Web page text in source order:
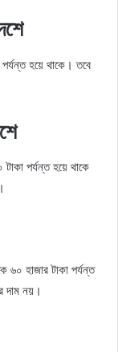
হয়ে থাকে। তবে
পর্যন্ত হয়ে থাকে
৬০ হাজার টাকা পর্যন্ত
দাম নয়।